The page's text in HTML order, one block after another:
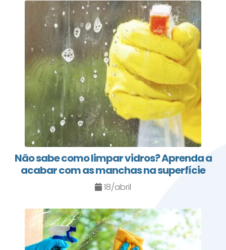
Não sabe como limpar vidros? Aprenda a
acabar com as manchas na superfície
18/abril